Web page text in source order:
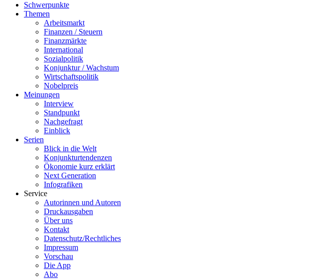
Schwerpunkte
Themen
Arbeitsmarkt
Finanzen / Steuern
Finanzmärkte
International
Sozialpolitik
Konjunktur / Wachstum
Wirtschaftspolitik
Nobelpreis
Meinungen
Interview
Standpunkt
Nachgefragt
Einblick
Serien
Blick in die Welt
Konjunkturtendenzen
Ökonomie kurz erklärt
Next Generation
Infografiken
Service
Autorinnen und Autoren
Druckausgaben
Über uns
Kontakt
Datenschutz/Rechtliches
Impressum
Vorschau
Die App
Abo